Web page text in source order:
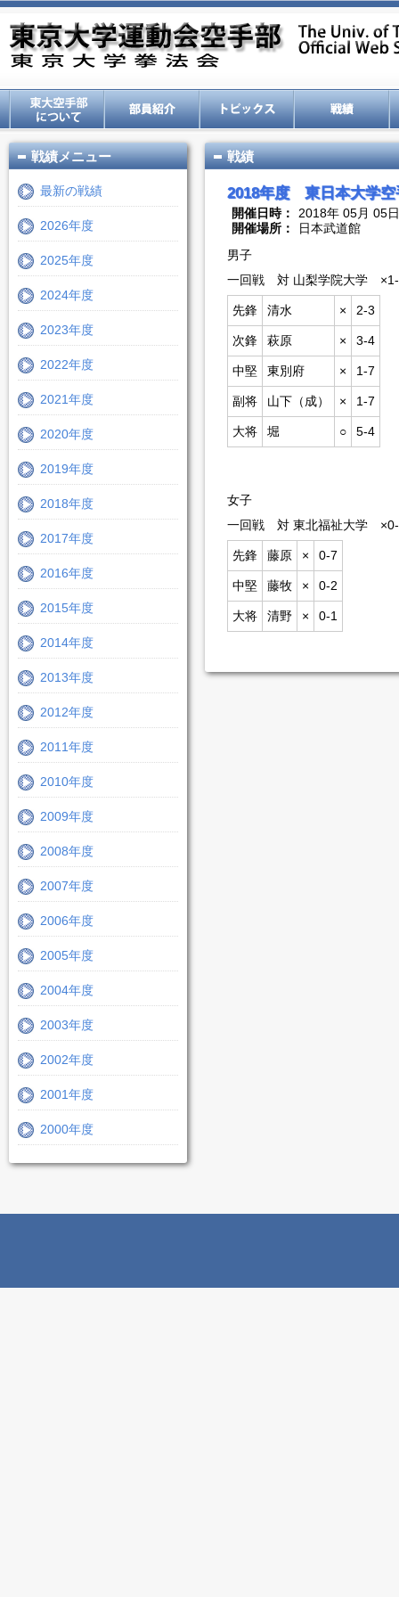
戦績メニュー
最新の戦績
2026年度
2025年度
2024年度
2023年度
2022年度
2021年度
2020年度
2019年度
2018年度
2017年度
2016年度
2015年度
2014年度
2013年度
2012年度
2011年度
2010年度
2009年度
2008年度
2007年度
2006年度
2005年度
2004年度
2003年度
2002年度
2001年度
2000年度
戦績
2018年度 東日本大学空
開催日時：
2018年 05月 05日
開催場所：
日本武道館
男子
一回戦 対 山梨学院大学
先鋒 清水 × 2-3
次鋒 萩原 × 3-4
中堅 東別府 × 1-7
副将 山下（成） × 1-7
大将 堀 ○ 5-4
女子
一回戦 対 東北福祉大学
先鋒 藤原 × 0-7
中堅 藤牧 × 0-2
大将 清野 × 0-1